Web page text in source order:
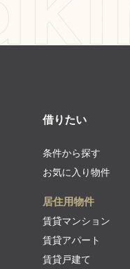
借りたい
条件から探す
お気に入り物件
居住用物件
賃貸マンション
賃貸アパート
賃貸戸建て